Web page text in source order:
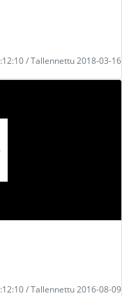
/ Tallennettu 2018-03-16
/ Tallennettu 2016-08-09